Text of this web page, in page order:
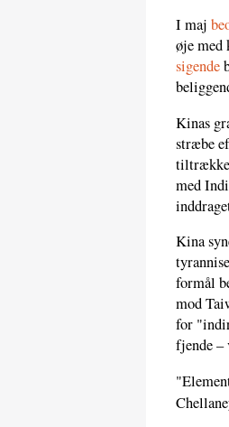
I maj
øje med
sigende
Kinas
stræbe
tiltrække
med
Kina
formål
mod
for
fjende –